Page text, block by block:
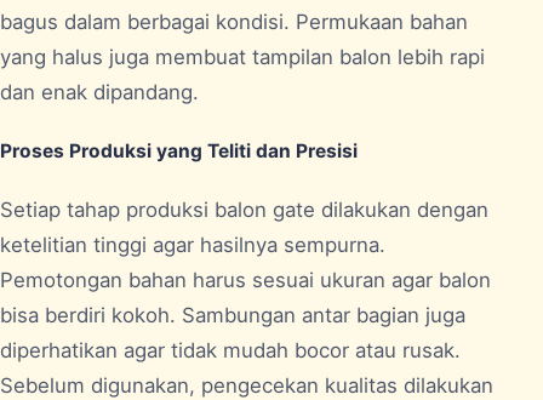
bagus dalam berbagai kondisi. Permukaan bahan
yang halus juga membuat tampilan balon lebih rapi
dan enak dipandang.
Proses Produksi yang Teliti dan Presisi
Setiap tahap produksi balon gate dilakukan dengan
ketelitian tinggi agar hasilnya sempurna.
Pemotongan bahan harus sesuai ukuran agar balon
bisa berdiri kokoh. Sambungan antar bagian juga
diperhatikan agar tidak mudah bocor atau rusak.
Sebelum digunakan, pengecekan kualitas dilakukan